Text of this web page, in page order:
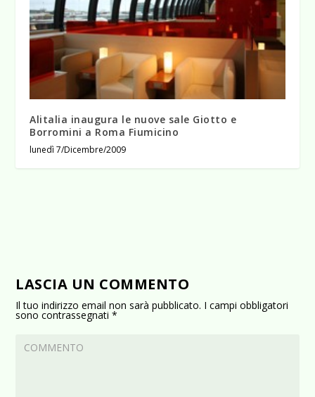
Alitalia inaugura le nuove sale Giotto e
Borromini a Roma Fiumicino
lunedì 7/Dicembre/2009
LASCIA UN COMMENTO
Il tuo indirizzo email non sarà pubblicato. I campi obbligatori
sono contrassegnati*